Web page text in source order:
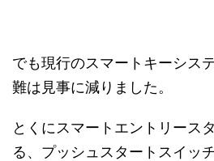
でも現行のスマートキーシス
難は見事に減りました。
とくにスマートエントリース
る、プッシュスタートスイッ